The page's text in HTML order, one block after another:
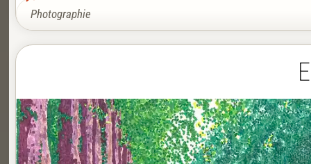
Photographie